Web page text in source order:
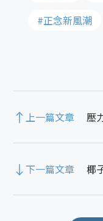
#正念新風潮
上一篇文章 壓
下一篇文章 椰